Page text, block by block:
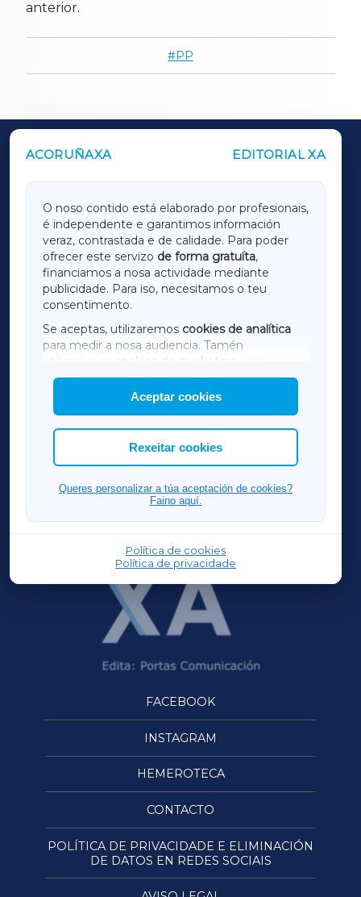
anterior.
PP
ACORUÑAXA EDITORIAL XA
O noso contido está elaborado por profesionais,
é independente e garantimos información
veraz, contrastada e de calidade. Para poder
ofrecer este servizo de forma gratuíta,
financiamos a nosa actividade mediante
publicidade. Para iso, necesitamos o teu
consentimento.
Se aceptas, utilizaremos cookies de analítica
para medir a nosa audiencia. Tamén
utilizaremos
cookies de marketing
mostrar publicidade de terceiros.
Así mesmo, podes personalizar a elección das
cookies que desexas permitir.
Aceptar cookies
Rexeitar cookies
Queres personalizar a túa aceptación de cookies?
Faino aquí.
Política de cookies
Política de privacidade
OUTROS PERIÓDICOS
LUGOXA
TERRACHAXA
AMARIÑAXA
RIBEIRASACRAXA
ACORUÑAXA
FERROLXA
OURENSEXA
FACEBOOK
INSTAGRAM
HEMEROTECA
CONTACTO
POLÍTICA DE PRIVACIDADE E ELIMINACIÓN
DE DATOS EN REDES SOCIAIS